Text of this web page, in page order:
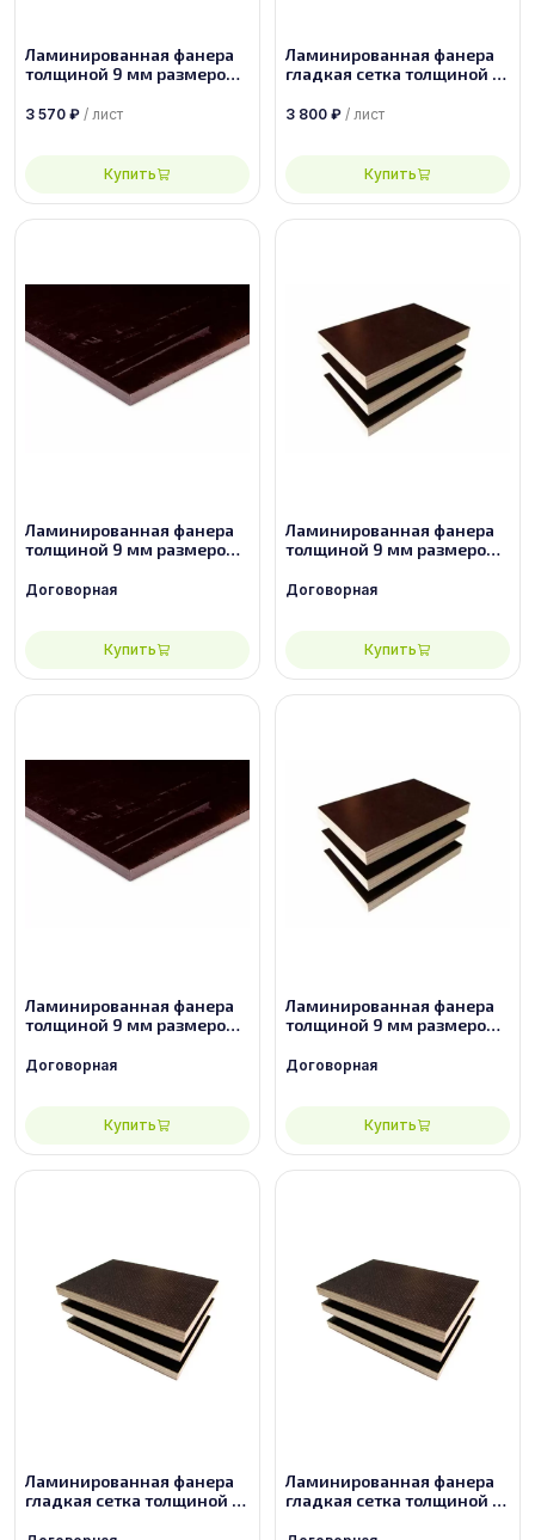
Ламинированная фанера
толщиной 9 мм размером
3 570 ₽ / лист
Купить
Ламинированная фанера
гладкая сетка толщиной 9
сорт 1/1
3 800 ₽ / лист
Купить
Ламинированная фанера
толщиной 9 мм размером
Договорная
Купить
Ламинированная фанера
толщиной 9 мм размером
Договорная
Купить
Ламинированная фанера
толщиной 9 мм размером
Договорная
Купить
Ламинированная фанера
толщиной 9 мм размером
Договорная
Купить
Ламинированная фанера
гладкая сетка толщиной 9
Ламинированная фанера
гладкая сетка толщиной 9